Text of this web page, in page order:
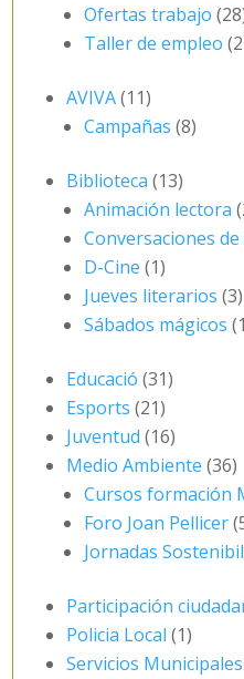
Ofertas trabajo
Taller de empleo
AVIVA(11)
Campañas (8)
Biblioteca (13)
Animación lectora
Conversaciones
D-Cine (1)
Jueves literarios (3)
Sábados mágicos
Educació (31)
Esports (21)
Juventud (16)
Medio Ambiente (36)
Cursos formación
Foro Joan Pellicer
Jornadas
Participación
Policia Local (1)
Servicios Municipales